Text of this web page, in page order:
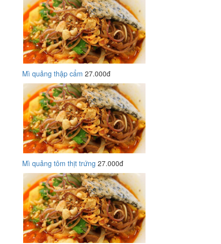
Mì quảng thập cẩm 27.000đ
Mì quảng tôm thịt trứng 27.000đ